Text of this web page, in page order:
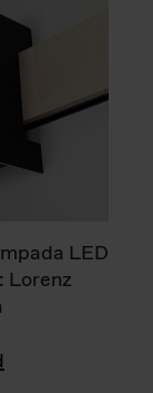
LED
Lorenz